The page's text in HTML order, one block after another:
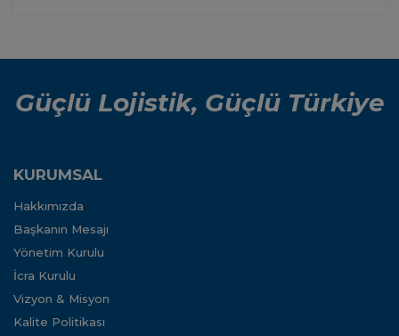
Güçlü Lojistik, Güçlü Türkiye
KURUMSAL
Hakkımızda
Başkanın Mesajı
Yönetim Kurulu
İcra Kurulu
Vizyon & Misyon
Kalite Politikası